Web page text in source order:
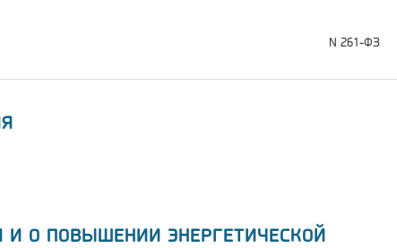
N 261-ФЗ
И О ПОВЫШЕНИИ ЭНЕРГЕТИЧЕСКОЙ